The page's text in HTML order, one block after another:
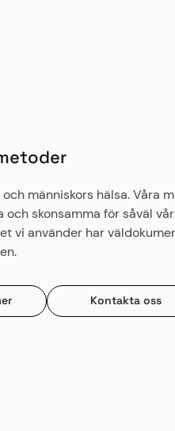
människors hälsa. Våra
och skonsamma för såväl
vi använder har
Kontakta oss